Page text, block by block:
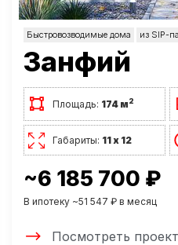
Быстровозводимые дома из SIP-
Занфий
Площадь: 174 м2
Габариты: 11 х 12
~6 185 700 ₽
В ипотеку ~51 547 ₽ в месяц
Посмотреть проект